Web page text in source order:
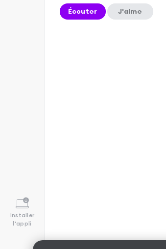
Installer
l'appli
Écouter J'aime